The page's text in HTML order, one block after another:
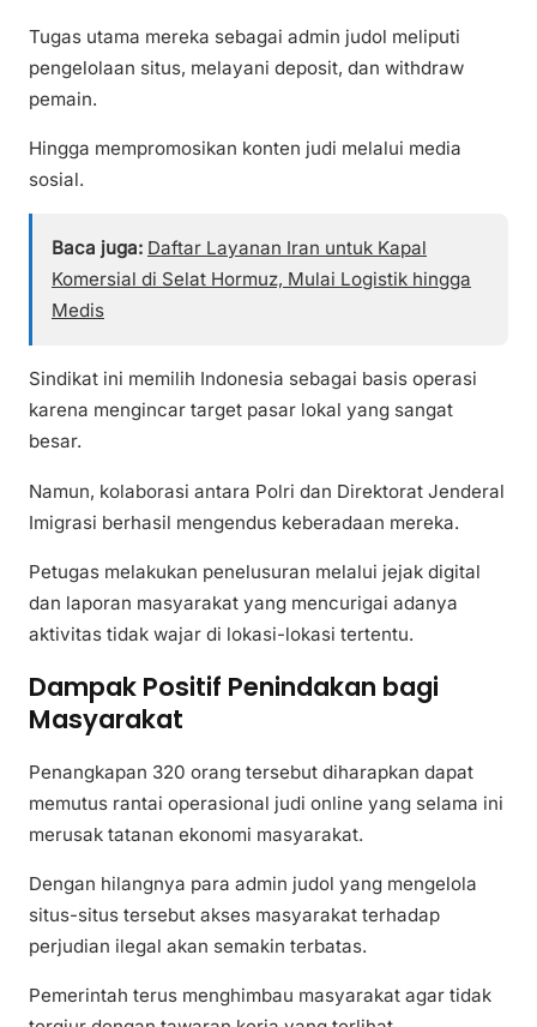
Tugas utama mereka sebagai admin judol meliputi
pengelolaan situs, melayani deposit, dan withdraw
pemain.
Hingga mempromosikan konten judi melalui media
sosial.
Baca juga: Daftar Layanan Iran untuk Kapal
Komersial di Selat Hormuz, Mulai Logistik hingga
Medis
Sindikat ini memilih Indonesia sebagai basis operasi
karena mengincar target pasar lokal yang sangat
besar.
Namun, kolaborasi antara Polri dan Direktorat Jenderal
Imigrasi berhasil mengendus keberadaan mereka.
Petugas melakukan penelusuran melalui jejak digital
dan laporan masyarakat yang mencurigai adanya
aktivitas tidak wajar di lokasi-lokasi tertentu.
Dampak Positif Penindakan bagi
Masyarakat
Penangkapan 320 orang tersebut diharapkan dapat
memutus rantai operasional judi online yang selama ini
merusak tatanan ekonomi masyarakat.
Dengan hilangnya para admin judol yang mengelola
situs-situs tersebut akses masyarakat terhadap
perjudian ilegal akan semakin terbatas.
Pemerintah terus menghimbau masyarakat agar tidak